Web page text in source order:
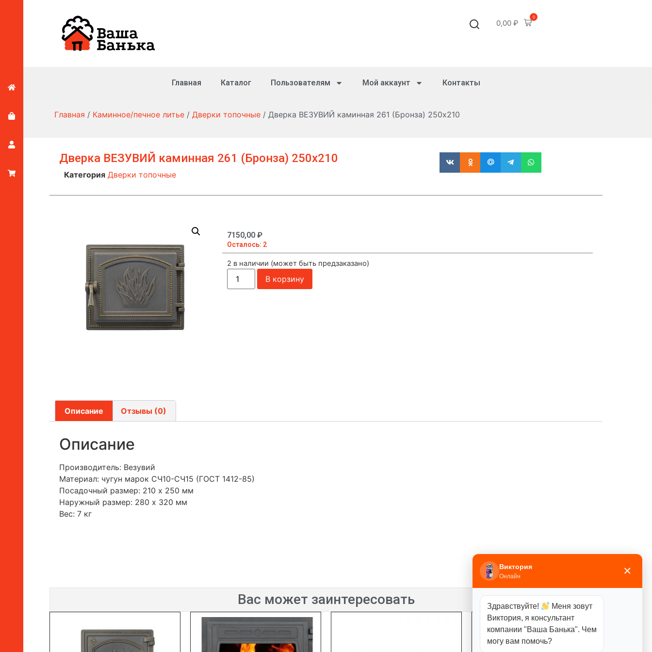
0,00 ₽
0
Главная Каталог Пользователям Мой аккаунт Контакты
Главная / Каминное/печное литье / Дверки топочные / Дверка ВЕЗУВИЙ каминная 261 (Бронза) 250х210
Дверка ВЕЗУВИЙ каминная 261 (Бронза) 250х210
Категория Дверки топочные
7150,00 ₽
Осталось: 2
2 в наличии (может быть предзаказано)
В корзину
Описание Отзывы (0)
Описание
Производитель: Везувий
Материал: чугун марок СЧ10-СЧ15 (ГОСТ 1412-85)
Посадочный размер: 210 х 250 мм
Наружный размер: 280 х 320 мм
Вес: 7 кг
Вас может заинтересовать
Виктория
Онлайн ×
Здравствуйте!
Меня зовут
Виктория, я консультант
компании "Ваша Банька". Чем
могу вам помочь?